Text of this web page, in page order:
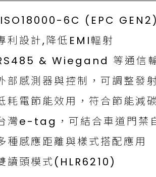
6C (EPC
利設計,降低EMI輻射
& Wiegand 等通信
部感測器與控制，可調整發
耗電節能效用，符合節能減
灣e-tag，可結合車道門禁
種感應距離與樣式搭配應用
讀頭模式(HLR6210)